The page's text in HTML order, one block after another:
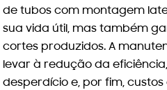
de tubos com montagem
sua vida útil, mas também
cortes produzidos. A
levar à redução da
desperdício e, por fim,